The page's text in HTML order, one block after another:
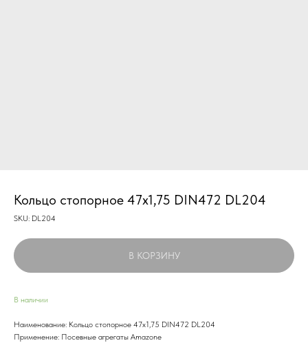
Кольцо стопорное 47х1,75 DIN472 DL204
SKU: DL204
В КОРЗИНУ
В наличии
Наименование: Кольцо стопорное 47х1,75 DIN472 DL204
Применение: Посевные агрегаты Amazone